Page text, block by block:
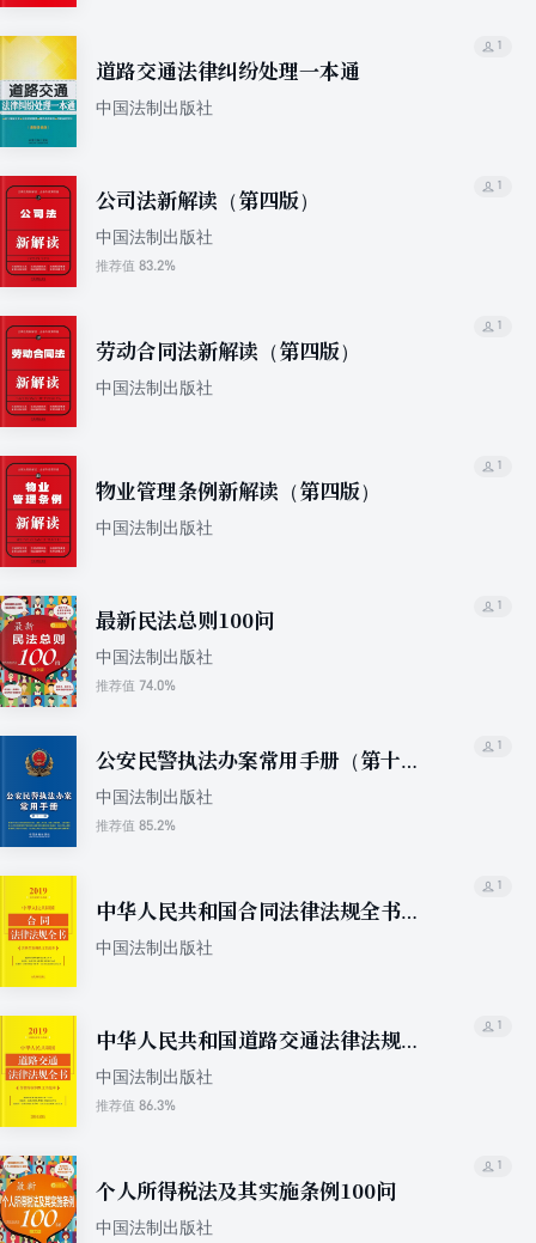
道路交通法律纠纷处理一本通
中国法制出版社
1
公司法新解读（第四版）
中国法制出版社
推荐值 83.2%
1
劳动合同法新解读（第四版）
中国法制出版社
1
物业管理条例新解读（第四版）
中国法制出版社
1
最新民法总则100问
中国法制出版社
推荐值 74.0%
1
公安民警执法办案常用手册（第十一
版）
中国法制出版社
推荐值 85.2%
1
中华人民共和国合同法律法规全书
（含典型案例及文书范本）（2019年
中国法制出版社
1
中华人民共和国道路交通法律法规全
书（含指导案例及文书范本）（2019
年版）
中国法制出版社
推荐值 86.3%
1
个人所得税法及其实施条例100问
中国法制出版社
1